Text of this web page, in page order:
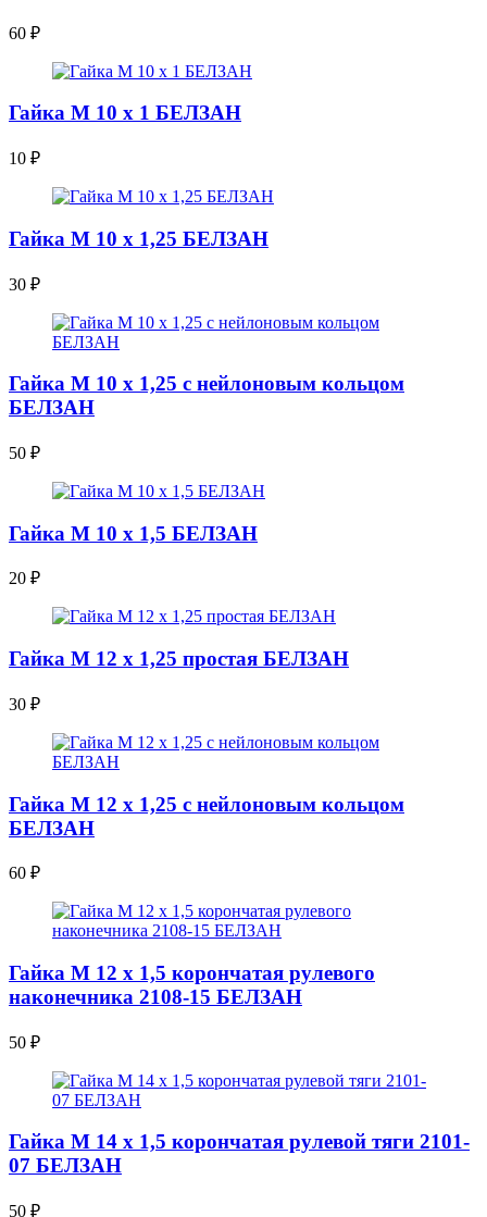
60 ₽
Гайка М 10 х 1 БЕЛЗАН
10 ₽
Гайка М 10 х 1,25 БЕЛЗАН
30 ₽
Гайка М 10 х 1,25 с нейлоновым кольцом
БЕЛЗАН
50 ₽
Гайка М 10 х 1,5 БЕЛЗАН
20 ₽
Гайка М 12 х 1,25 простая БЕЛЗАН
30 ₽
Гайка М 12 х 1,25 с нейлоновым кольцом
БЕЛЗАН
60 ₽
Гайка М 12 х 1,5 корончатая рулевого
наконечника 2108-15 БЕЛЗАН
50 ₽
Гайка М 14 х 1,5 корончатая рулевой тяги 2101-
07 БЕЛЗАН
50 ₽